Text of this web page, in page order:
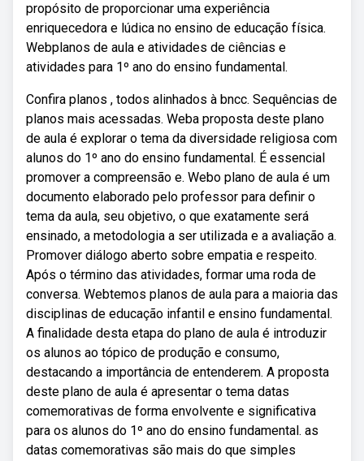
propósito de proporcionar uma experiência
enriquecedora e lúdica no ensino de educação física.
Webplanos de aula e atividades de ciências e
atividades para 1º ano do ensino fundamental.
Confira planos , todos alinhados à bncc. Sequências de
planos mais acessadas. Weba proposta deste plano
de aula é explorar o tema da diversidade religiosa com
alunos do 1º ano do ensino fundamental. É essencial
promover a compreensão e. Webo plano de aula é um
documento elaborado pelo professor para definir o
tema da aula, seu objetivo, o que exatamente será
ensinado, a metodologia a ser utilizada e a avaliação a.
Promover diálogo aberto sobre empatia e respeito.
Após o término das atividades, formar uma roda de
conversa. Webtemos planos de aula para a maioria das
disciplinas de educação infantil e ensino fundamental.
A finalidade desta etapa do plano de aula é introduzir
os alunos ao tópico de produção e consumo,
destacando a importância de entenderem. A proposta
deste plano de aula é apresentar o tema datas
comemorativas de forma envolvente e significativa
para os alunos do 1º ano do ensino fundamental. as
datas comemorativas são mais do que simples